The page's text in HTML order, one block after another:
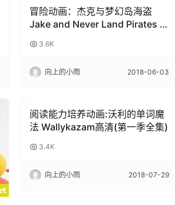
3-6岁动画
冒险动画：杰克与梦幻岛海盗
Jake and Never Land Pirates 1-
3.6K
向上的小雨 2018-06-03
3-6岁动画
阅读能力培养动画:沃利的单词魔
法 Wallykazam高清(第一季全集)
3.4K
向上的小雨 2018-07-29